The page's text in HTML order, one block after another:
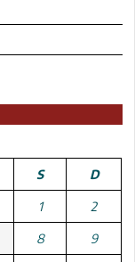
S D
1 2
8 9